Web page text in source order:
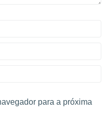
para a próxima